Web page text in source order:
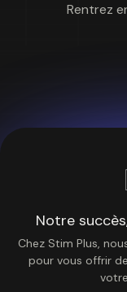
Rentrez
Notre
Chez Stim Plus,
pour vous offrir